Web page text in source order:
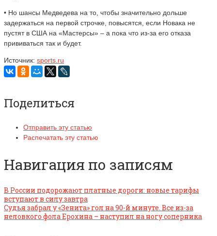
• Но шансы Медведева на то, чтобы значительно дольше
задержаться на первой строчке, повысятся, если Новака не
пустят в США на «Мастерсы» – а пока что из-за его отказа
прививаться так и будет.
Источник: sports.ru
Поделиться
Отправить эту статью
Распечатать эту статью
Навигация по записям
В России подорожают платные дороги: новые тарифы
вступают в силу завтра
Судья забрал у «Зенита» гол на 90-й минуте. Все из-за
неловкого фола Ерохина – наступил на ногу соперника